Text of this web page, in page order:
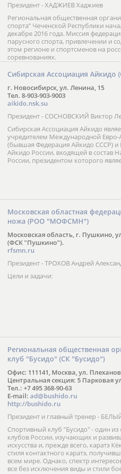
Президент - ХАДЖИЕВ Хаджиев
Региональная общественная
спорта” Чеченской Республики
декабре 2016 года. Миссия
парусного спорта, привлечении и
этом регионе и спортсменов на
соревнованиях.
Сибирская Ассоциация Айкидо
г. Новосибирск, ул. Ленина, 15
Тел. 8-903-903-9003
aikido.nsk.su
Президент - СОСНОВСКИЙ Виктор
Сибирская Ассоциация Айкидо
учредителем Международной Евро-
(бывшая Федерация Айкидо СССР) и
Айкидо России, входящей в состав
России, президентом которого
Московская областная
ножа (РОО "МОФСМН")
Московская область, г. Пушкино,
(ФСК "Пушкино").
rfsmn.ru
Президент - ТРОХОВ Андрей
Цели и задачи:
Региональная общественная
клуб "Бусидо" (СК "Бусидо")
Офис: 111141, Москва, ул.
Центральная секция: 5 Парковая
Тел.: +7 495 368-90-63
E-mail: ad@bushido.ru
http://bushido.ru
Президент и главный тренер -
Спортивный клуб "Бусидо" - один
клубов России, изучающих и
искусства и, прежде всего, каратэ
стиля контактного каратэ,
всем мире. Однако, спектр
все без исключения виды и стили